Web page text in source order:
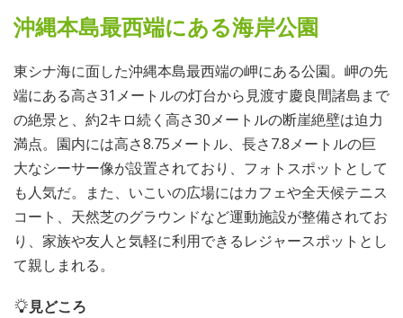
沖縄本島最西端にある海岸公園
東シナ海に面した沖縄本島最西端の岬にある公園。岬の先
端にある高さ31メートルの灯台から見渡す慶良間諸島まで
の絶景と、約2キロ続く高さ30メートルの断崖絶壁は迫力
満点。園内には高さ8.75メートル、長さ7.8メートルの巨
大なシーサー像が設置されており、フォトスポットとして
も人気だ。また、いこいの広場にはカフェや全天候テニス
コート、天然芝のグラウンドなど運動施設が整備されてお
り、家族や友人と気軽に利用できるレジャースポットとし
て親しまれる。
見どころ